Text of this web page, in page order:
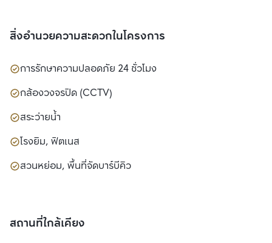
สิ่งอำนวยความสะดวกในโครงการ
การรักษาความปลอดภัย 24 ชั่วโมง
กล้องวงจรปิด (CCTV)
สระว่ายน้ำ
โรงยิม, ฟิตเนส
สวนหย่อม, พื้นที่จัดบาร์บีคิว
สถานที่ใกล้เคียง